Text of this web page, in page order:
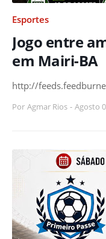
Esportes
Jogo entre
em Mairi-BA
http://
Por Agmar Rios - Agosto